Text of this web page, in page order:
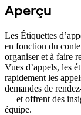
Aperçu
Les Étiquettes
en fonction du
organiser et à faire
Vues d’appels, les
rapidement les
demandes de
— et offrent des
équipe.